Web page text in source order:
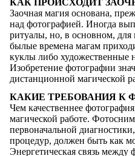
КАК ПРОИСХОДИТ
Заочная магия основана,
над фотографией. Иногда
ритуалы, но, в основном, для
былые времена магам
куклы либо художественные
Изобретение фотографии
дистанционной магической
КАКИЕ ТРЕБОВАНИЯ К
Чем качественнее
магической работе.
первоначальной
процедур, должен быть как
Энергетическая связь